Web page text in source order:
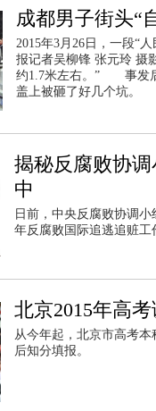
成都男子街头“
2015年3月26日，一段“
报记者吴柳锋 张元玲
约1.7米左右。” 事发后
盖上被砸了好几个坑。
揭秘反腐败协
中
日前，中央反腐败协调
年反腐败国际追逃追赃工
北京2015年高
从今年起，北京市高考
后知分填报。